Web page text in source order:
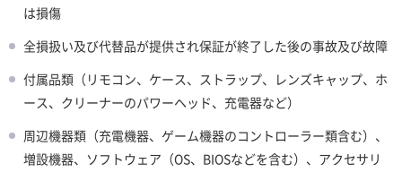
は損傷
全損扱い及び代替品が提供され保証が終了した後の事故及び故障
付属品類（リモコン、ケース、ストラップ、レンズキャップ、ホ
ース、クリーナーのパワーヘッド、充電器など）
周辺機器類（充電機器、ゲーム機器のコントローラー類含む）、
増設機器、ソフトウェア（OS、BIOSなどを含む）、アクセサリ